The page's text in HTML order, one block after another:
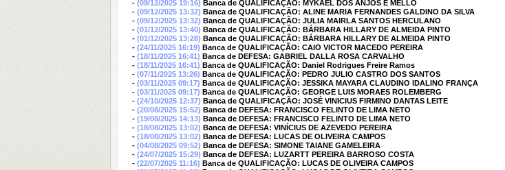
- (09/12/2025 19:16) Banca de QUALIFICAÇÃO: MYKAEL DOS ANJOS E MELLO
- (09/12/2025 13:32) Banca de QUALIFICAÇÃO: ALINE MARIA FERNANDES GALDINO DA SILVA
- (09/12/2025 13:32) Banca de QUALIFICAÇÃO: JULIA MAIRLA SANTOS HERCULANO
- (01/12/2025 13:40) Banca de QUALIFICAÇÃO: BÁRBARA HILLARY DE ALMEIDA PINTO
- (01/12/2025 13:28) Banca de QUALIFICAÇÃO: BÁRBARA HILLARY DE ALMEIDA PINTO
- (24/11/2025 16:19) Banca de QUALIFICAÇÃO: CAIO VICTOR MACEDO PEREIRA
- (18/11/2025 16:41) Banca de DEFESA: GABRIEL DALLA ROSA CARVALHO
- (18/11/2025 16:41) Banca de QUALIFICAÇÃO: Daniel Rodrigues Freire Ramos
- (07/11/2025 13:26) Banca de QUALIFICAÇÃO: PEDRO JULIO CASTRO DOS SANTOS
- (03/11/2025 09:17) Banca de QUALIFICAÇÃO: JESSIKA MAYARA CLAUDINO IDALINO FRANÇA
- (03/11/2025 09:17) Banca de QUALIFICAÇÃO: GEORGE LUIS MORAES ROLEMBERG
- (24/10/2025 12:37) Banca de QUALIFICAÇÃO: JOSÉ VINICIUS FIRMINO DANTAS LEITE
- (20/08/2025 15:52) Banca de DEFESA: FRANCISCO FELINTO DE LIMA NETO
- (19/08/2025 14:13) Banca de DEFESA: FRANCISCO FELINTO DE LIMA NETO
- (18/08/2025 13:02) Banca de DEFESA: VINÍCIUS DE AZEVEDO PEREIRA
- (18/08/2025 13:02) Banca de DEFESA: LUCAS DE OLIVEIRA CAMPOS
- (04/08/2025 09:52) Banca de DEFESA: SIMONE TAIANE GAMELEIRA
- (24/07/2025 15:29) Banca de DEFESA: LUZARTT PEREIRA BARROSO COSTA
- (22/07/2025 11:16) Banca de QUALIFICAÇÃO: LUCAS DE OLIVEIRA CAMPOS